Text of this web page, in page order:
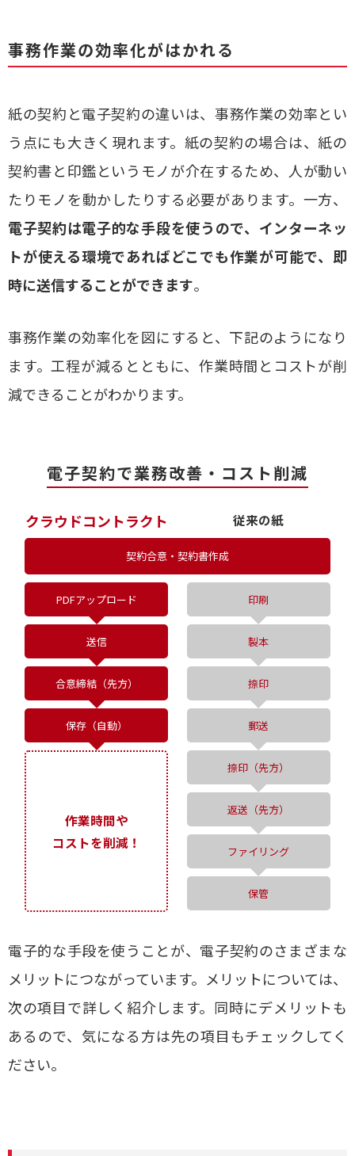
事務作業の効率化がはかれる
紙の契約と電子契約の違いは、事務作業の効率とい
う点にも大きく現れます。紙の契約の場合は、紙の
契約書と印鑑というモノが介在するため、人が動い
たりモノを動かしたりする必要があります。一方、
電子契約は電子的な手段を使うので、インターネッ
トが使える環境であればどこでも作業が可能で、即
時に送信することができます。
事務作業の効率化を図にすると、下記のようになり
ます。工程が減るとともに、作業時間とコストが削
減できることがわかります。
電子契約で業務改善・コスト削減
クラウドコントラクト 従来の紙
契約合意・契約書作成
PDFアップロード
送信
合意締結（先方）
保存（自動）
作業時間や
コストを削減！
印刷
製本
捺印
郵送
捺印（先方）
返送（先方）
ファイリング
保管
電子的な手段を使うことが、電子契約のさまざまな
メリットにつながっています。メリットについては、
次の項目で詳しく紹介します。同時にデメリットも
あるので、気になる方は先の項目もチェックしてく
ださい。